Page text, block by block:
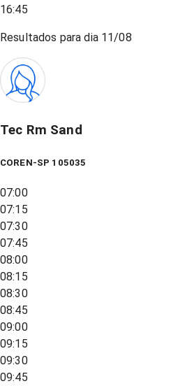
16:45
Resultados para dia 11/08
Tec Rm Sand
COREN-SP 105035
07:00
07:15
07:30
07:45
08:00
08:15
08:30
08:45
09:00
09:15
09:30
09:45